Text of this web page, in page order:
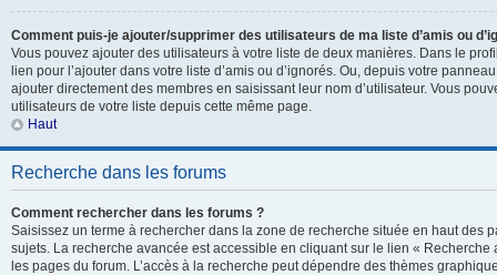
Comment puis-je ajouter/supprimer des utilisateurs de ma liste d’amis ou
Vous pouvez ajouter des utilisateurs à votre liste de deux manières. Dans le
lien pour l’ajouter dans votre liste d’amis ou d’ignorés. Ou, depuis votre
ajouter directement des membres en saisissant leur nom d’utilisateur. Vous
utilisateurs de votre liste depuis cette même page.
Haut
Recherche dans les forums
Comment rechercher dans les forums ?
Saisissez un terme à rechercher dans la zone de recherche située en haut des
sujets. La recherche avancée est accessible en cliquant sur le lien «
les pages du forum. L’accès à la recherche peut dépendre des thèmes